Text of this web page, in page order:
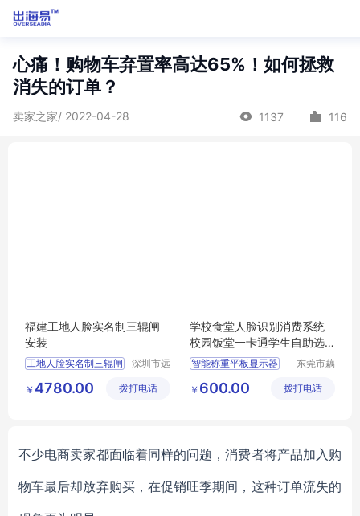
心痛！购物车弃置率高达65%！如何拯救
消失的订单？
卖家之家/ 2022-04-28 1137 116
福建工地人脸实名制三辊闸
安装
工地人脸实名制三辊闸
福建工地人脸实名制
深圳市远
备有限公
￥ 4780.00 拨打电话
学校食堂人脸识别消费系统
校园饭堂一卡通学生自助选
餐计费结算台
智能称重平板显示器
人脸识别消费系统
东莞市藕
务有限公
￥ 600.00 拨打电话
不少电商卖家都面临着同样的问题，消费者将产品加入购
物车最后却放弃购买，在促销旺季期间，这种订单流失的